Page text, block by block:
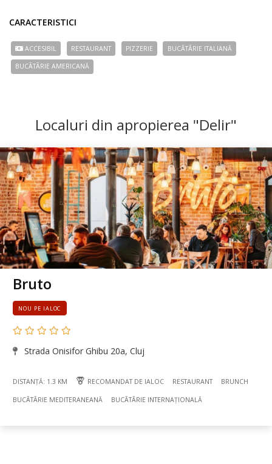
CARACTERISTICI
ACCESIBIL RESTAURANT PIZZERIE BUCÃTÃRIE ITALIANĂ
BUCÃTÃRIE AMERICANĂ
Localuri din apropierea "Delir"
Bruto
NOU PE IALOC
Strada Onisifor Ghibu 20a, Cluj
DISTANȚĂ: 1.3 KM RECOMANDAT DE IALOC RESTAURANT BRUNCH
BUCÃTÃRIE MEDITERANEANĂ BUCÃTÃRIE INTERNAȚIONALĂ